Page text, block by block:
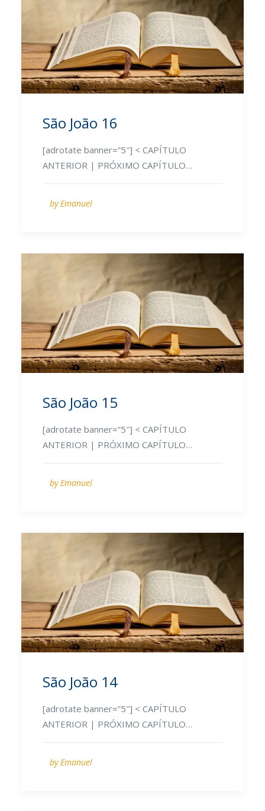
São João 16
[adrotate banner=”5″] < CAPÍTULO
ANTERIOR | PRÓXIMO CAPÍTULO…
by Emanuel
São João 15
[adrotate banner=”5″] < CAPÍTULO
ANTERIOR | PRÓXIMO CAPÍTULO…
by Emanuel
São João 14
[adrotate banner=”5″] < CAPÍTULO
ANTERIOR | PRÓXIMO CAPÍTULO…
by Emanuel